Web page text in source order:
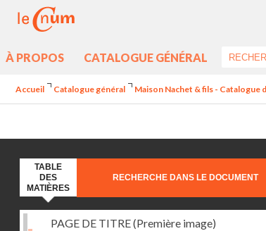
À PROPOS CATALOGUE GÉNÉRAL
Accueil Catalogue général Maison Nachet & fils -
TABLE
DES
MATIÈRES
RECHERCHE DANS LE DOCUMENT
PAGE DE TITRE (Première image)